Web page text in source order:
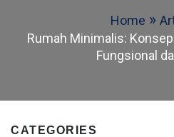
Home
Rumah Minimalis:
Fungsional
CATEGORIES